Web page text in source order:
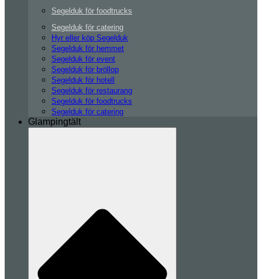
Segelduk för foodtrucks
Segelduk för catering
Hyr eller köp Segelduk
Segelduk för hemmet
Segelduk för event
Segelduk för bröllop
Segelduk för hotell
Segelduk för restaurang
Segelduk för foodtrucks
Segelduk för catering
Glampingtält